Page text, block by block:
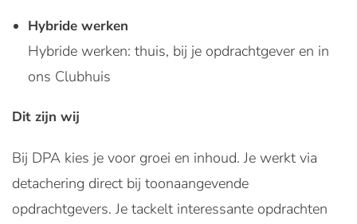
Hybride werken
Hybride werken: thuis, bij je opdrachtgever en in
ons Clubhuis
Dit zijn wij
Bij DPA kies je voor groei en inhoud. Je werkt via
detachering direct bij toonaangevende
opdrachtgevers. Je tackelt interessante opdrachten